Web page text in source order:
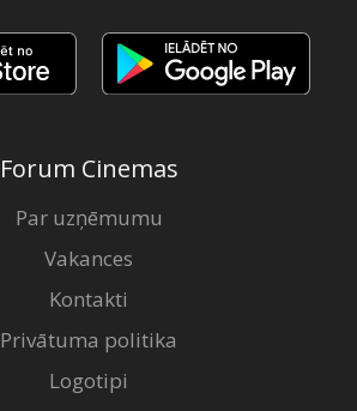
Forum Cinemas
Par uzņēmumu
Vakances
Kontakti
Privātuma politika
Logotipi